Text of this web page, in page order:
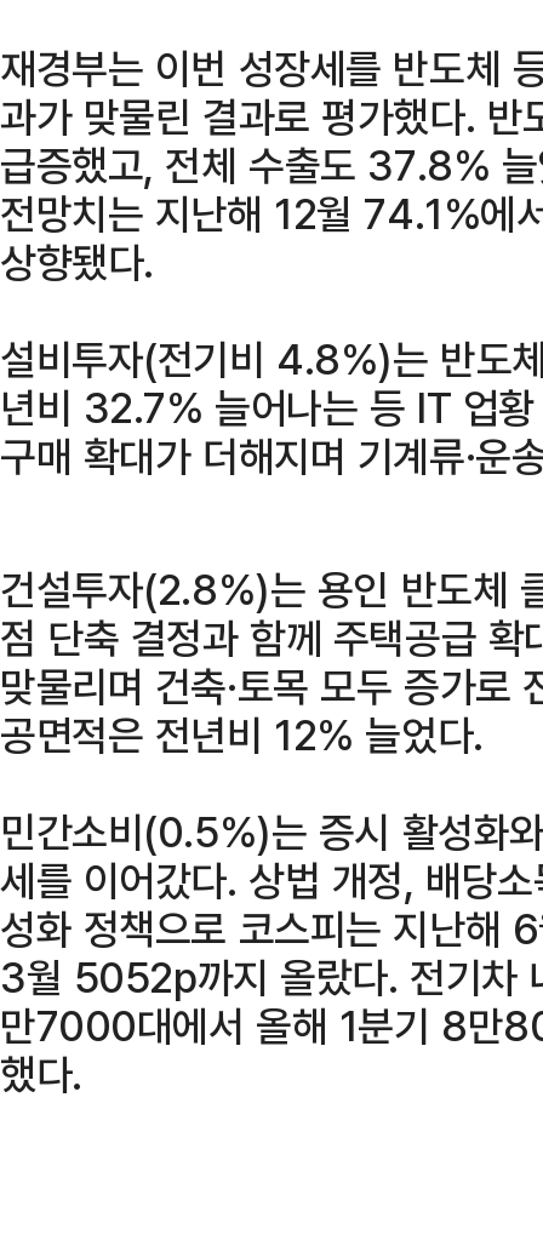
재경부는 이번 성장세를 반도체
과가 맞물린 결과로 평가했다.
급증했고, 전체 수출도 37.8%
전망치는 지난해 12월 74.1%에
상향됐다.
설비투자(전기비 4.8%)는 반도
년비 32.7% 늘어나는 등 IT 업황
구매 확대가 더해지며 기계류·운
건설투자(2.8%)는 용인 반도체
점 단축 결정과 함께 주택공급
맞물리며 건축·토목 모두 증가
공면적은 전년비 12% 늘었다.
민간소비(0.5%)는 증시 활성화
세를 이어갔다. 상법 개정, 배당
성화 정책으로 코스피는 지난해
3월 5052p까지 올랐다. 전기차
만7000대에서 올해 1분기 8만
했다.